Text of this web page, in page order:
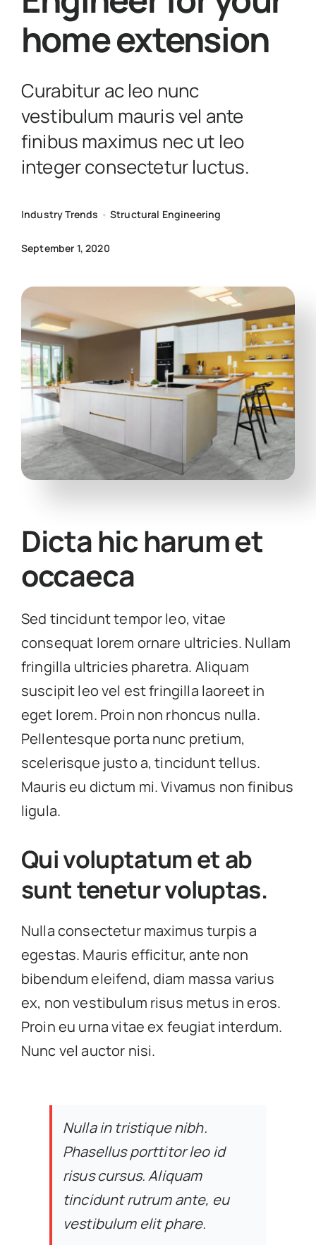
home extension
Curabitur ac leo nunc
vestibulum mauris vel ante
finibus maximus nec ut leo
integer consectetur luctus.
Industry Trends • Structural Engineering
September 1, 2020
Dicta hic harum et
occaeca
Sed tincidunt tempor leo, vitae
consequat lorem ornare ultricies. Nullam
fringilla ultricies pharetra. Aliquam
suscipit leo vel est fringilla laoreet in
eget lorem. Proin non rhoncus nulla.
Pellentesque porta nunc pretium,
scelerisque justo a, tincidunt tellus.
Mauris eu dictum mi. Vivamus non finibus
ligula.
Qui voluptatum et ab
sunt tenetur voluptas.
Nulla consectetur maximus turpis a
egestas. Mauris efficitur, ante non
bibendum eleifend, diam massa varius
ex, non vestibulum risus metus in eros.
Proin eu urna vitae ex feugiat interdum.
Nunc vel auctor nisi.
Nulla in tristique nibh.
Phasellus porttitor leo id
risus cursus. Aliquam
tincidunt rutrum ante, eu
vestibulum elit phare.